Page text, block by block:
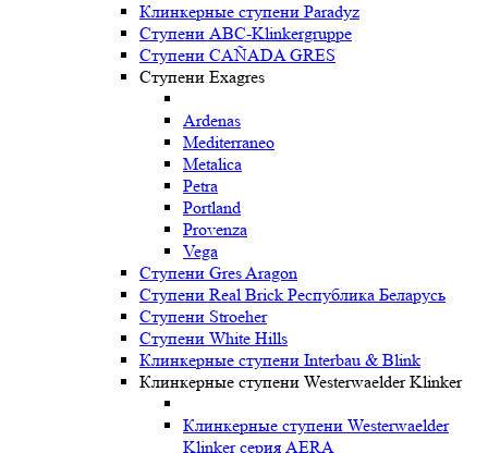
Клинкерные ступени Paradyz
Ступени ABC-Klinkergruppe
Ступени CAÑADA GRES
Ступени Exagres
Ardenas
Mediterraneo
Metalica
Petra
Portland
Provenza
Vega
Ступени Gres Aragon
Ступени Real Brick Республика Беларусь
Ступени Stroeher
Ступени White Hills
Клинкерные ступени Interbau & Blink
Клинкерные ступени Westerwaelder Klinker
Клинкерные ступени Westerwaelder
Klinker серия AERA